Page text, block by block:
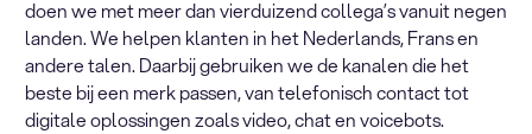
doen we met meer dan vierduizend collega’s vanuit negen
landen. We helpen klanten in het Nederlands, Frans en
andere talen. Daarbij gebruiken we de kanalen die het
beste bij een merk passen, van telefonisch contact tot
digitale oplossingen zoals video, chat en voicebots.